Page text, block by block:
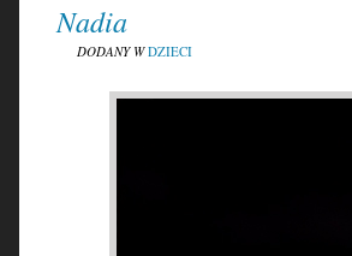
Nadia
DODANY WDZIECI